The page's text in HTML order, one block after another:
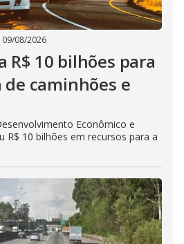
09/08/2026
R$ 10 bilhões para
caminhões e
Econômico e
R$ 10 bilhões em recursos para a